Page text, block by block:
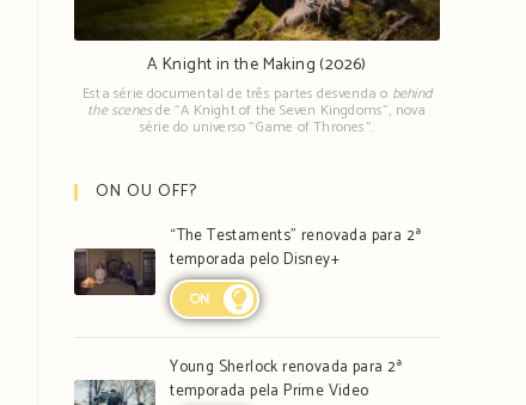
A Knight in the Making (2026)
Esta série documental de três partes desvenda o behind
the scenesde "A Knight of the Seven Kingdoms", nova
série do universo "Game of Thrones".
ON OU OFF?
“The Testaments” renovada para 2ª
temporada pelo Disney+
ON
Young Sherlock renovada para 2ª
temporada pela Prime Video